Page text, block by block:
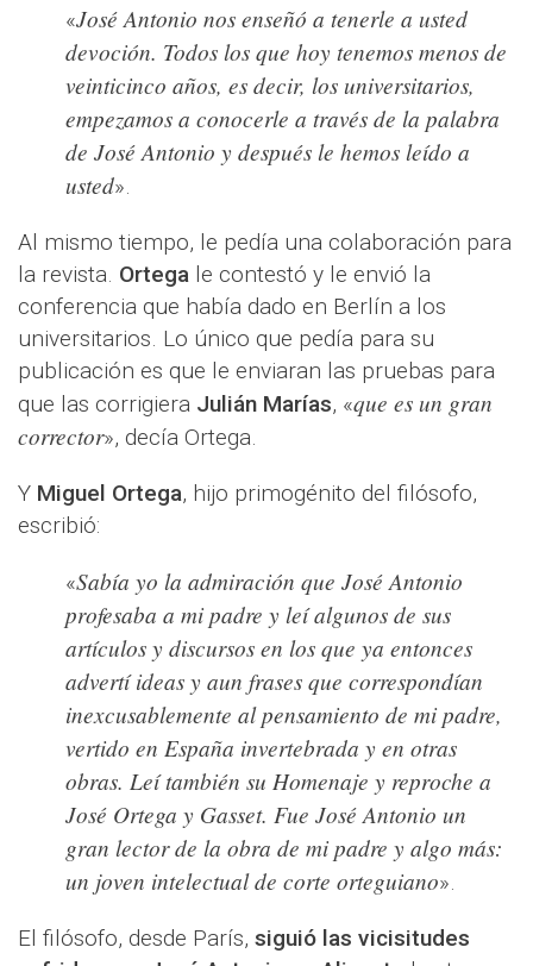
«José Antonio nos enseñó a tenerle a usted
devoción. Todos los que hoy tenemos menos de
veinticinco años, es decir, los universitarios,
empezamos a conocerle a través de la palabra
de José Antonio y después le hemos leído a
usted».
Al mismo tiempo, le pedía una colaboración para
la revista. Ortega le contestó y le envió la
conferencia que había dado en Berlín a los
universitarios. Lo único que pedía para su
publicación es que le enviaran las pruebas para
que las corrigiera Julián Marías, «que es un gran
corrector», decía Ortega.
Y Miguel Ortega, hijo primogénito del filósofo,
escribió:
«Sabía yo la admiración que José Antonio
profesaba a mi padre y leí algunos de sus
artículos y discursos en los que ya entonces
advertí ideas y aun frases que correspondían
inexcusablemente al pensamiento de mi padre,
vertido en España invertebrada y en otras
obras. Leí también su Homenaje y reproche a
José Ortega y Gasset. Fue José Antonio un
gran lector de la obra de mi padre y algo más:
un joven intelectual de corte orteguiano».
El filósofo, desde París, siguió las vicisitudes